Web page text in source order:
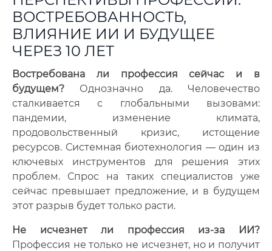
ВОСТРЕБОВАННОСТЬ,
ВЛИЯНИЕ ИИ И БУДУЩЕЕ
ЧЕРЕЗ 10 ЛЕТ
Востребована ли профессия сейчас и в
будущем? Однозначно да. Человечество
сталкивается с глобальными вызовами:
пандемии, изменение климата,
продовольственный кризис, истощение
ресурсов. Системная биотехнология — один из
ключевых инструментов для решения этих
проблем. Спрос на таких специалистов уже
сейчас превышает предложение, и в будущем
этот разрыв будет только расти.
Не исчезнет ли профессия из-за ИИ?
Профессия не только не исчезнет, но и получит